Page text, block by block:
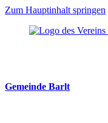
Zum Hauptinhalt springen
Gemeinde Barlt